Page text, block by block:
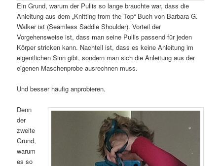
Ein Grund, warum der Pullis so lange brauchte war, dass die
Anleitung aus dem „Knitting from the Top“ Buch von Barbara G.
Walker ist (Seamless Saddle Shoulder). Vorteil der
Vorgehensweise ist, dass man seine Pullis passend für jeden
Körper stricken kann. Nachteil ist, dass es keine Anleitung im
eigentlichen Sinn gibt, sondern man sich die Anleitung aus der
eigenen Maschenprobe ausrechnen muss.
Und besser häufig anprobieren.
Denn
der
zweite
Grund,
warum
es so